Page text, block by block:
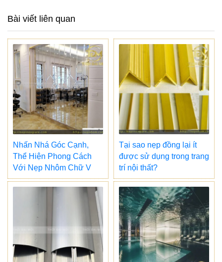
Bài viết liên quan
Nhấn Nhá Góc Cạnh,
Thể Hiện Phong Cách
Với Nẹp Nhôm Chữ V
Tại sao nẹp đồng lại ít
được sử dụng trong trang
trí nội thất?